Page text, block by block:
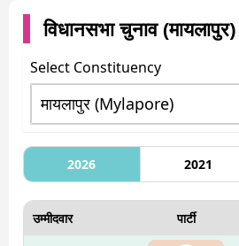
विधानसभा चुनाव (मायलापुर)
Select Constituency
2026 2021
उम्मीदवार पार्टी